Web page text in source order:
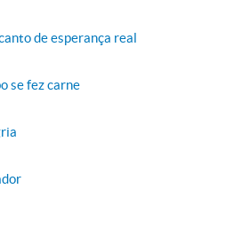
de esperança real
se fez carne